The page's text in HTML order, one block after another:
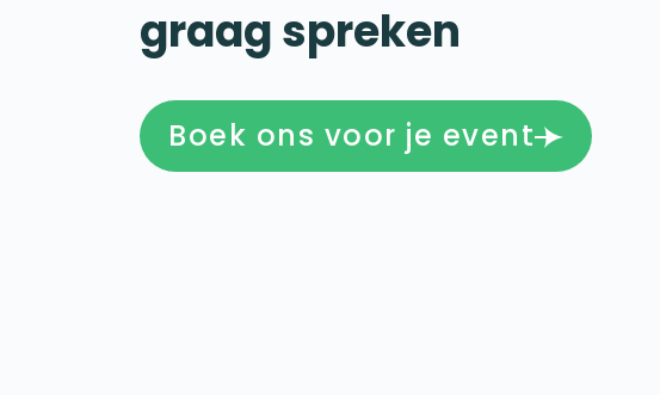
graag spreken
Boek ons voor je event